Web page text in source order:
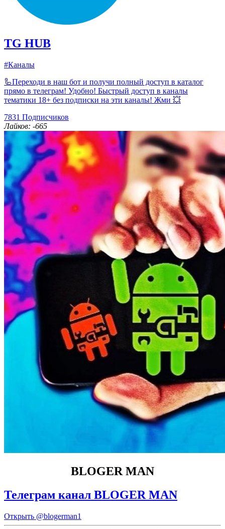
TG HUB
#Каналы
🦾Переходи в наш бот и получи полный доступ в каталог
прямо в телеграм! Удобно! Быстрый доступ в каналы
тематики 18+ без подписки на эти каналы! Жми 💥
7831 Подписчиков
Лайков: -665
BLOGER MAN
Телеграм канал BLOGER MAN
Открыть @blogerman1